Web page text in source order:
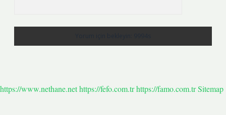
https://www.nethane.nethttps://fefo.com.trhttps://famo.com.trSitemap